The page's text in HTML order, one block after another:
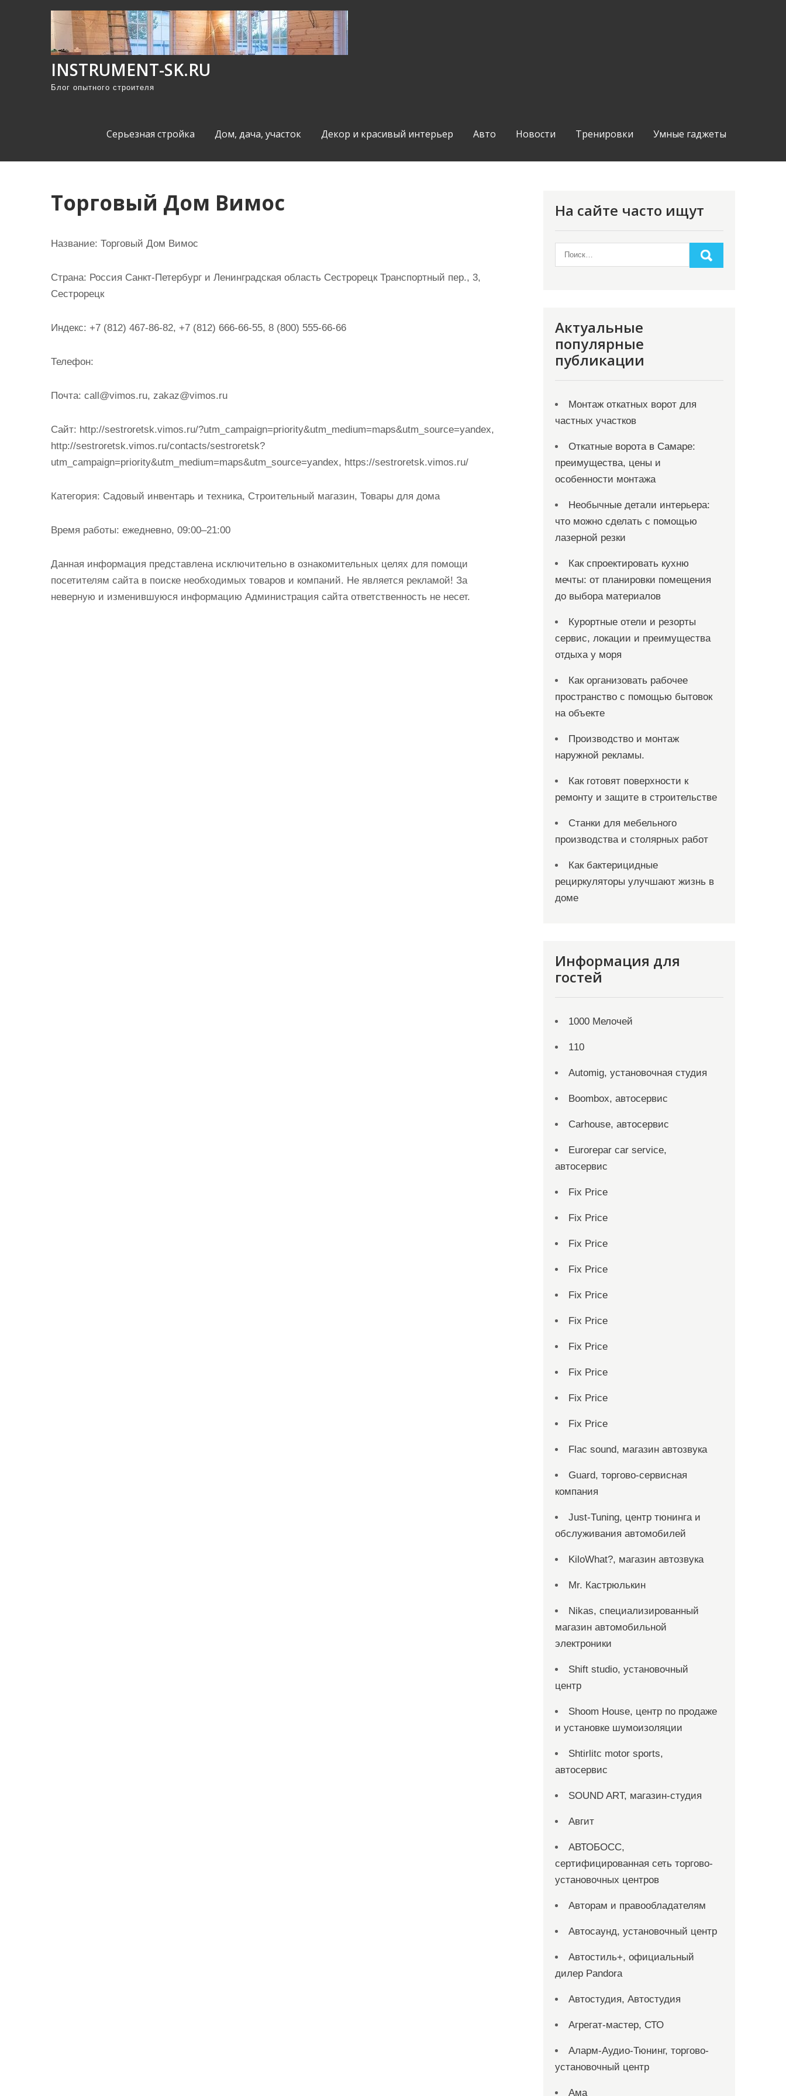
INSTRUMENT-SK.RU
Блог опытного строителя
Серьезная стройка Дом, дача, участок Декор и красивый интерьер Авто Новости Тренировки Умные гаджеты
Торговый Дом Вимос
Название: Торговый Дом Вимос
Страна: Россия Санкт-Петербург и Ленинградская область Сестрорецк Транспортный пер., 3,
Сестрорецк
Индекс: +7 (812) 467-86-82, +7 (812) 666-66-55, 8 (800) 555-66-66
Телефон:
Почта: call@vimos.ru, zakaz@vimos.ru
Cайт: http://sestroretsk.vimos.ru/?utm_campaign=priority&utm_medium=maps&utm_source=yandex,
http://sestroretsk.vimos.ru/contacts/sestroretsk?
utm_campaign=priority&utm_medium=maps&utm_source=yandex, https://sestroretsk.vimos.ru/
Категория: Садовый инвентарь и техника, Строительный магазин, Товары для дома
Время работы: ежедневно, 09:00–21:00
Данная информация представлена исключительно в ознакомительных целях для помощи
посетителям сайта в поиске необходимых товаров и компаний. Не является рекламой! За
неверную и изменившуюся информацию Администрация сайта ответственность не несет.
На сайте часто ищут
Актуальные
популярные
публикации
Монтаж откатных ворот для
частных участков
Откатные ворота в Самаре:
преимущества, цены и
особенности монтажа
Необычные детали интерьера:
что можно сделать с помощью
лазерной резки
Как спроектировать кухню
мечты: от планировки помещения
до выбора материалов
Курортные отели и резорты
сервис, локации и преимущества
отдыха у моря
Как организовать рабочее
пространство с помощью бытовок
на объекте
Производство и монтаж
наружной рекламы.
Как готовят поверхности к
ремонту и защите в строительстве
Станки для мебельного
производства и столярных работ
Как бактерицидные
рециркуляторы улучшают жизнь в
доме
Информация для
гостей
1000 Мелочей
110
Automig, установочная студия
Boombox, автосервис
Carhouse, автосервис
Eurorepar car service,
автосервис
Fix Price
Fix Price
Fix Price
Fix Price
Fix Price
Fix Price
Fix Price
Fix Price
Fix Price
Fix Price
Flac sound, магазин автозвука
Guard, торгово-сервисная
компания
Just-Tuning, центр тюнинга и
обслуживания автомобилей
KiloWhat?, магазин автозвука
Mr. Кастрюлькин
Nikas, специализированный
магазин автомобильной
электроники
Shift studio, установочный
центр
Shoom House, центр по продаже
и установке шумоизоляции
Shtirlitc motor sports,
автосервис
SOUND ART, магазин-студия
Авгит
АВТОБОСС,
сертифицированная сеть торгово-
установочных центров
Авторам и правообладателям
Автосаунд, установочный центр
Автостиль+, официальный
дилер Pandora
Автостудия, Автостудия
Агрегат-мастер, СТО
Аларм-Аудио-Тюнинг, торгово-
установочный центр
Ама